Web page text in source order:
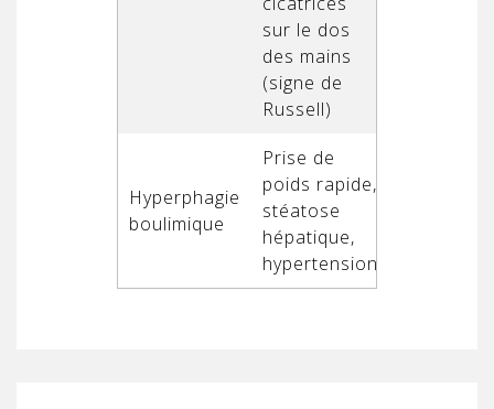
sur le dos
des mains
(signe de
Russell)
Hyperphagie
boulimique
Prise de
poids rapide,
stéatose
hépatique,
hypertension